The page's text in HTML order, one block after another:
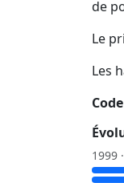
de
Le
Les
1999 ·